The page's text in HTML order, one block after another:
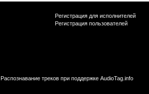
Регистрация для исполнителей
Регистрация пользователей
Распознавание треков при поддержке AudioTag.info